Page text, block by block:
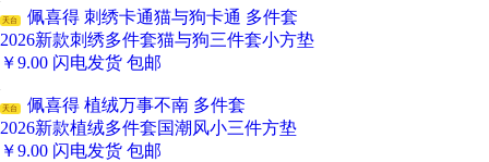
天台
佩喜得 刺绣卡通猫与狗卡通 多件套
2026新款刺绣多件套猫与狗三件套小方垫
￥9.00 闪电发货 包邮
天台
佩喜得 植绒万事不南 多件套
2026新款植绒多件套国潮风小三件方垫
￥9.00 闪电发货 包邮